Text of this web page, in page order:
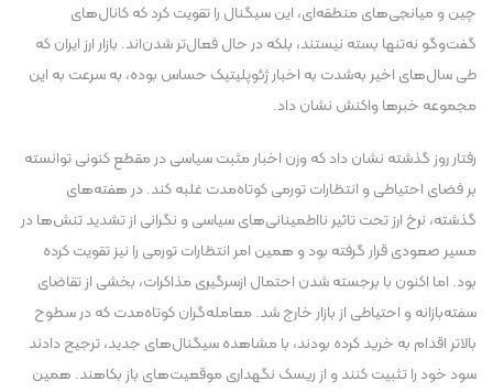
چین و میانجی‌های منطقه‌ای، این سیگنال را تقویت کرد که کانال‌های
گفت‌و‌گو نه‌تنها بسته نیستند، بلکه در حال فعال‌تر شدن‌اند. بازار ارز ایران که
طی سال‌های اخیر به‌شدت به اخبار ژئوپلیتیک حساس بوده، به سرعت به این
مجموعه خبر‌ها واکنش نشان داد.
رفتار روز گذشته نشان داد که وزن اخبار مثبت سیاسی در مقطع کنونی توانسته
بر فضای احتیاطی و انتظارات تورمی کوتاه‌مدت غلبه کند. در هفته‌های
گذشته، نرخ ارز تحت تاثیر نااطمینانی‌های سیاسی و نگرانی از تشدید تنش‌ها در
مسیر صعودی قرار گرفته بود و همین امر انتظارات تورمی را نیز تقویت کرده
بود. اما اکنون با برجسته شدن احتمال ازسرگیری مذاکرات، بخشی از تقاضای
سفته‌بازانه و احتیاطی از بازار خارج شد. معامله‌گران کوتاه‌مدت که در سطوح
بالاتر اقدام به خرید کرده بودند، با مشاهده سیگنال‌های جدید، ترجیح دادند
سود خود را تثبیت کنند و از ریسک نگهداری موقعیت‌های باز بکاهند. همین